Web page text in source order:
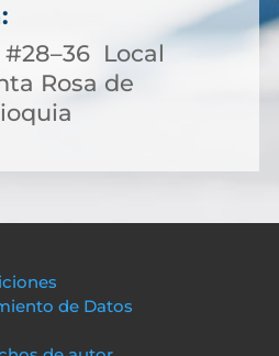
#28–36 Local
Rosa de
de Datos